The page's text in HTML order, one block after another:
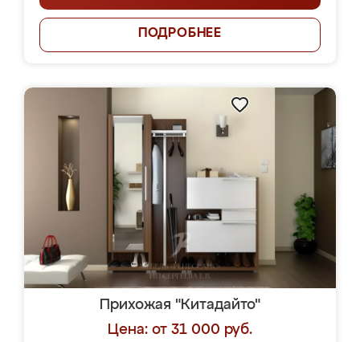
ПОДРОБНЕЕ
Прихожая "Китадайто"
Цена: от 31 000 руб.